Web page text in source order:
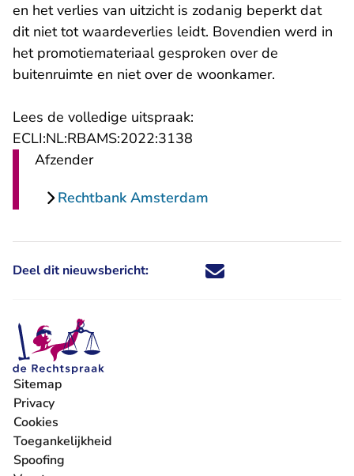
en het verlies van uitzicht is zodanig beperkt dat
dit niet tot waardeverlies leidt. Bovendien werd in
het promotiemateriaal gesproken over de
buitenruimte en niet over de woonkamer.
Lees de volledige uitspraak:
ECLI:NL:RBAMS:2022:3138
Afzender
Rechtbank Amsterdam
Deel dit nieuwsbericht: Deel dit nieuwsbericht via X -
Deel dit nieuwsbericht via
Deel dit nieuwsbericht
Deel dit
Sitemap
Privacy
Cookies
Toegankelijkheid
Spoofing